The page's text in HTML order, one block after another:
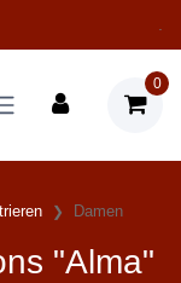
0
Damen
"Alma"